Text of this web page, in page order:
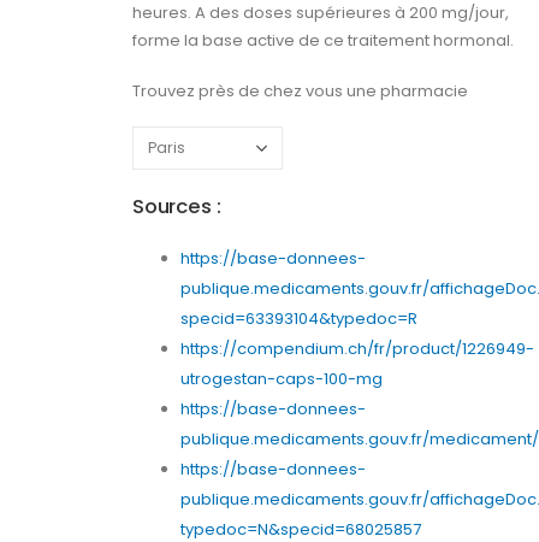
heures. A des doses supérieures à 200 mg/jour,
forme la base active de ce traitement hormonal.
Trouvez près de chez vous une pharmacie
Sources :
https://base-donnees-
publique.medicaments.gouv.fr/
specid=63393104&typedoc=R
https://compendium.ch/fr/product/1226949-
utrogestan-caps-100-mg
https://base-donnees-
publique.medicaments.gouv.fr/
https://base-donnees-
publique.medicaments.gouv.fr/
typedoc=N&specid=68025857